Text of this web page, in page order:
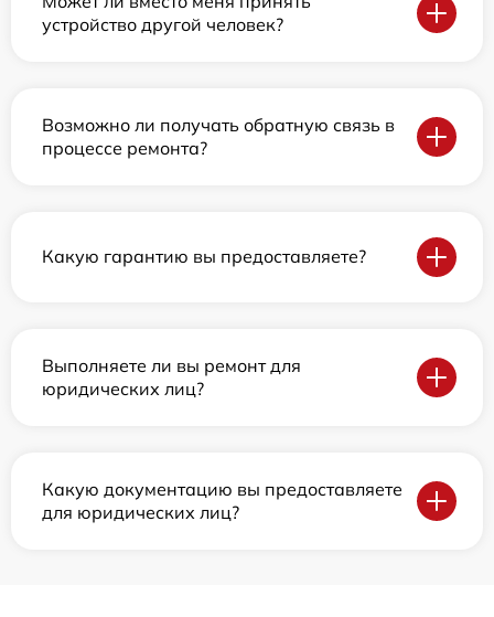
устройство другой человек?
Возможно ли получать обратную связь в
процессе ремонта?
Какую гарантию вы предоставляете?
Выполняете ли вы ремонт для
юридических лиц?
Какую документацию вы предоставляете
для юридических лиц?